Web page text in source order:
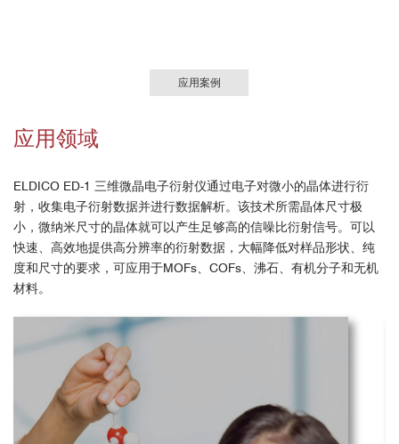
应用案例
应用领域
ELDICO ED-1 三维微晶电子衍射仪通过电子对微小的晶体进行衍
射，收集电子衍射数据并进行数据解析。该技术所需晶体尺寸极
小，微纳米尺寸的晶体就可以产生足够高的信噪比衍射信号。可以
快速、高效地提供高分辨率的衍射数据，大幅降低对样品形状、纯
度和尺寸的要求，可应用于MOFs、COFs、沸石、有机分子和无机
材料。